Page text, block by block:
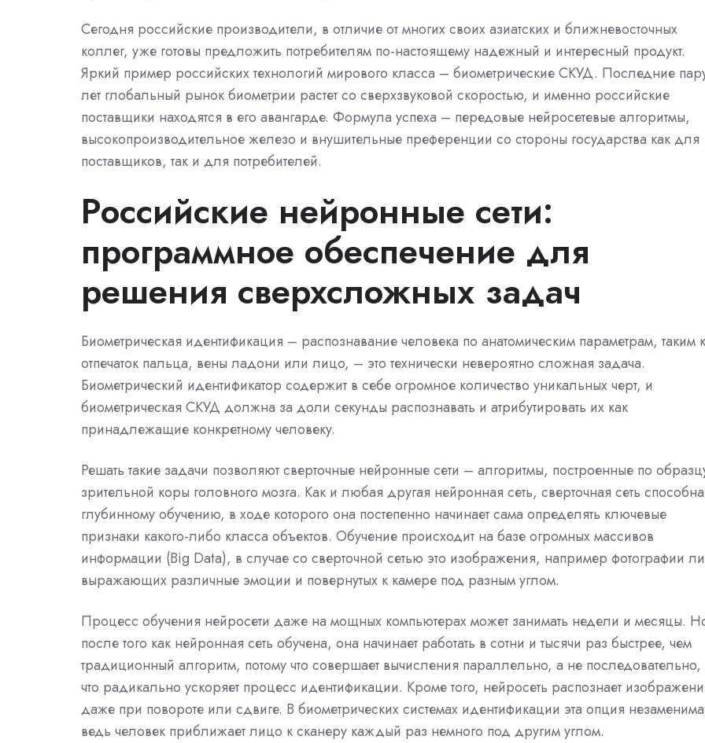
Сегодня российские производители, в отличие от многих своих азиатских и ближневосточных
коллег, уже готовы предложить потребителям по-настоящему надежный и интересный продукт.
Яркий пример российских технологий мирового класса – биометрические СКУД. Последние
лет глобальный рынок биометрии растет со сверхзвуковой скоростью, и именно российские
поставщики находятся в его авангарде. Формула успеха – передовые нейросетевые алгоритмы,
высокопроизводительное железо и внушительные преференции со стороны государства как для
поставщиков, так и для потребителей.
Российские нейронные сети:
программное обеспечение для
решения сверхсложных задач
Биометрическая идентификация – распознавание человека по анатомическим параметрам, таким
отпечаток пальца, вены ладони или лицо, – это технически невероятно сложная задача.
Биометрический идентификатор содержит в себе огромное количество уникальных черт, и
биометрическая СКУД должна за доли секунды распознавать и атрибутировать их как
принадлежащие конкретному человеку.
Решать такие задачи позволяют сверточные нейронные сети – алгоритмы, построенные по
зрительной коры головного мозга. Как и любая другая нейронная сеть, сверточная сеть
глубинному обучению, в ходе которого она постепенно начинает сама определять ключевые
признаки какого-либо класса объектов. Обучение происходит на базе огромных массивов
информации (Big Data), в случае со сверточной сетью это изображения, например фотографии
выражающих различные эмоции и повернутых к камере под разным углом.
Процесс обучения нейросети даже на мощных компьютерах может занимать недели и месяцы.
после того как нейронная сеть обучена, она начинает работать в сотни и тысячи раз быстрее, чем
традиционный алгоритм, потому что совершает вычисления параллельно, а не последовательно,
что радикально ускоряет процесс идентификации. Кроме того, нейросеть распознает
даже при повороте или сдвиге. В биометрических системах идентификации эта опция
ведь человек приближает лицо к сканеру каждый раз немного под другим углом.